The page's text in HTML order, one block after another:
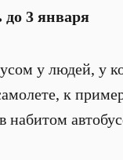
до 3 января
у людей, у
к
набитом